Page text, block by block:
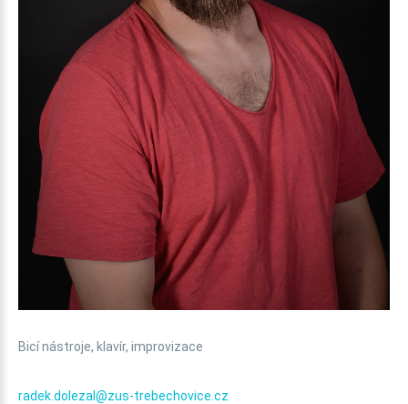
Bicí nástroje, klavír, improvizace
radek.dolezal@zus-trebechovice.cz